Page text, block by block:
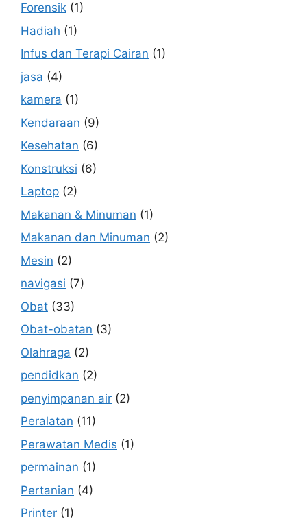
Forensik (1)
Hadiah (1)
Infus dan Terapi Cairan (1)
jasa (4)
kamera (1)
Kendaraan (9)
Kesehatan (6)
Konstruksi (6)
Laptop (2)
Makanan & Minuman (1)
Makanan dan Minuman (2)
Mesin (2)
navigasi (7)
Obat (33)
Obat-obatan (3)
Olahraga (2)
pendidkan (2)
penyimpanan air (2)
Peralatan (11)
Perawatan Medis (1)
permainan (1)
Pertanian (4)
Printer (1)